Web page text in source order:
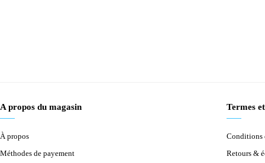
A propos du magasin
À propos
Méthodes de payement
Termes
Conditions
Retours &